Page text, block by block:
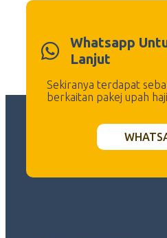
Whatsapp
Lanjut
Sekiranya terdapat
berkaitan pakej upah haji